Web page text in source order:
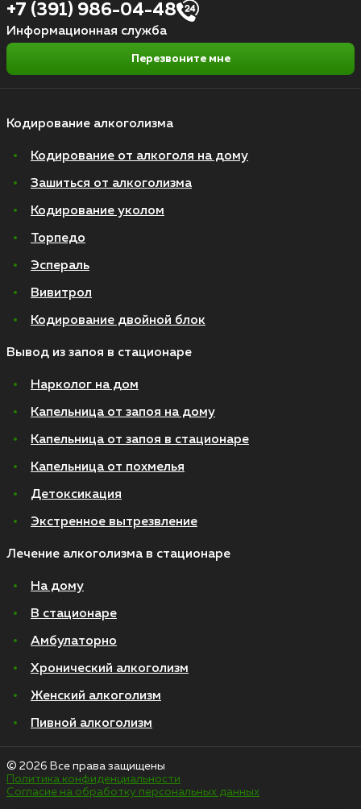
Кодирование алкоголизма
Кодирование от алкоголя на дому
Зашиться от алкоголизма
Кодирование уколом
Торпедо
Эспераль
Вивитрол
Кодирование двойной блок
Вывод из запоя в стационаре
Нарколог на дом
Капельница от запоя на дому
Капельница от запоя в стационаре
Капельница от похмелья
Детоксикация
Экстренное вытрезвление
Лечение алкоголизма в стационаре
На дому
В стационаре
Амбулаторно
Хронический алкоголизм
Женский алкоголизм
Пивной алкоголизм
+7 (391) 986-04-48
Информационная служба
Перезвоните мне
© 2026 Все права защищены
Политика конфиденциальности
Согласие на обработку персональных данных